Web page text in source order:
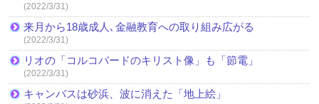
(2022/3/31)
来月から18歳成人､金融教育への取り組み広がる
(2022/3/31)
リオの「コルコバードのキリスト像」も「節電」
(2022/3/31)
キャンバスは砂浜、波に消えた「地上絵」